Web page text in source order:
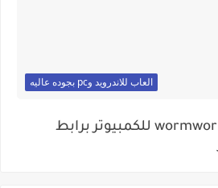
العاب للاندرويد وpc بجوده عاليه
تحميل لعبة wormwormate.io للكمبيوتر برابط